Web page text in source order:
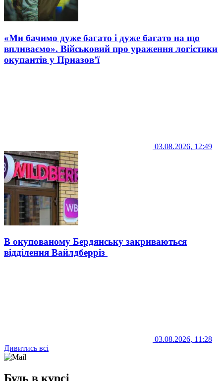
«Ми бачимо дуже багато і дуже багато на що
впливаємо». Військовий про ураження логістики
окупантів у Приазов’ї
03.08.2026, 12:49
В окупованому Бердянську закриваються
відділення Вайлдберріз
03.08.2026, 11:28
Дивитись всі
Будь в курсі